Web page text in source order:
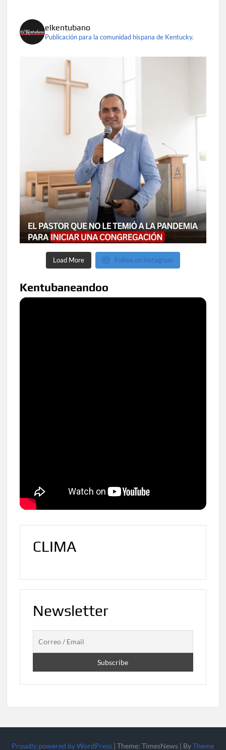
elkentubano
Publicación para la comunidad hispana de Kentucky.
Load More Follow on Instagram
Kentubaneandoo
CLIMA
Newsletter
Proudly powered by WordPress |Theme: TimesNews | ByTheme